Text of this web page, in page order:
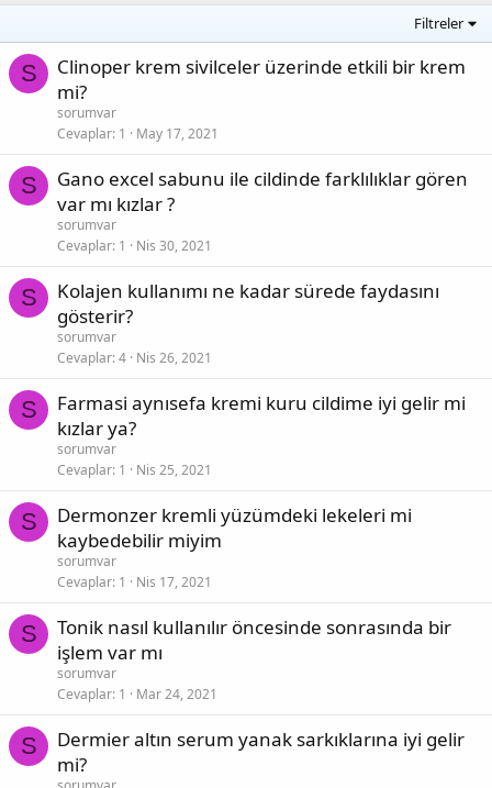
Filtreler
S
Clinoper krem sivilceler üzerinde etkili bir krem
mi?
sorumvar
Cevaplar 1 May 17, 2021
S
Gano excel sabunu ile cildinde farklılıklar gören
var mı kızlar ?
sorumvar
Cevaplar 1 Nis 30, 2021
S
Kolajen kullanımı ne kadar sürede faydasını
gösterir?
sorumvar
Cevaplar 4 Nis 26, 2021
S
Farmasi aynısefa kremi kuru cildime iyi gelir mi
kızlar ya?
sorumvar
Cevaplar 1 Nis 25, 2021
S
Dermonzer kremli yüzümdeki lekeleri mi
kaybedebilir miyim
sorumvar
Cevaplar 1 Nis 17, 2021
S
Tonik nasıl kullanılır öncesinde sonrasında bir
işlem var mı
sorumvar
Cevaplar 1 Mar 24, 2021
S
Dermier altın serum yanak sarkıklarına iyi gelir
mi?